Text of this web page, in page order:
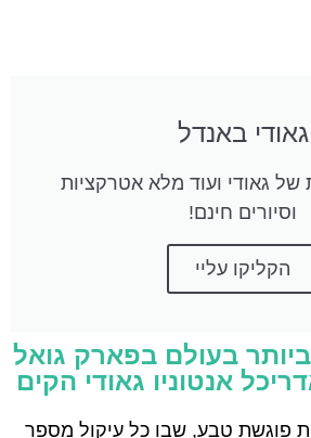
גאודי באנדל
של גאודי ועוד מלא אטרקציות
וסיורים חינם!
הקליקו עליי
בעולם בפארק גואל
אנטוניו גאודי הקים
פוגשת טבע, שבו כל עיקול מספר